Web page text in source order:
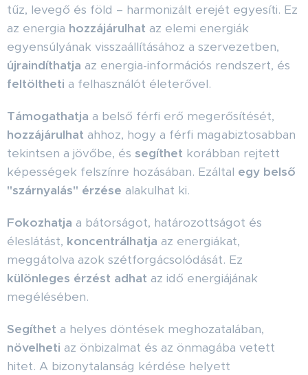
tűz, levegő és föld – harmonizált erejét egyesíti. Ez
az energia hozzájárulhat az elemi energiák
egyensúlyának visszaállításához a szervezetben,
újraindíthatja az energia-információs rendszert, és
feltöltheti a felhasználót életerővel.
Támogathatja a belső férfi erő megerősítését,
hozzájárulhat ahhoz, hogy a férfi magabiztosabban
tekintsen a jövőbe, és segíthet korábban rejtett
képességek felszínre hozásában. Ezáltal egy belső
"szárnyalás" érzése alakulhat ki.
Fokozhatja a bátorságot, határozottságot és
éleslátást, koncentrálhatja az energiákat,
meggátolva azok szétforgácsolódását. Ez
különleges érzést adhat az idő energiájának
megélésében.
Segíthet a helyes döntések meghozatalában,
növelheti az önbizalmat és az önmagába vetett
hitet. A bizonytalanság kérdése helyett